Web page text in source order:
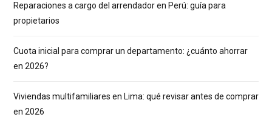
Reparaciones a cargo del arrendador en Perú: guía para
propietarios
Cuota inicial para comprar un departamento: ¿cuánto ahorrar
en 2026?
Viviendas multifamiliares en Lima: qué revisar antes de comprar
en 2026